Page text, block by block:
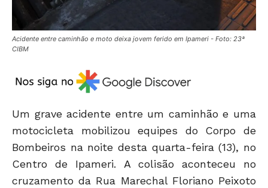
Acidente entre caminhão e moto deixa jovem ferido em Ipameri - Foto: 23ª
CIBM
Um grave acidente entre um caminhão e uma
motocicleta mobilizou equipes do Corpo de
Bombeiros na noite desta quarta-feira (13), no
Centro de Ipameri. A colisão aconteceu no
cruzamento da Rua Marechal Floriano Peixoto